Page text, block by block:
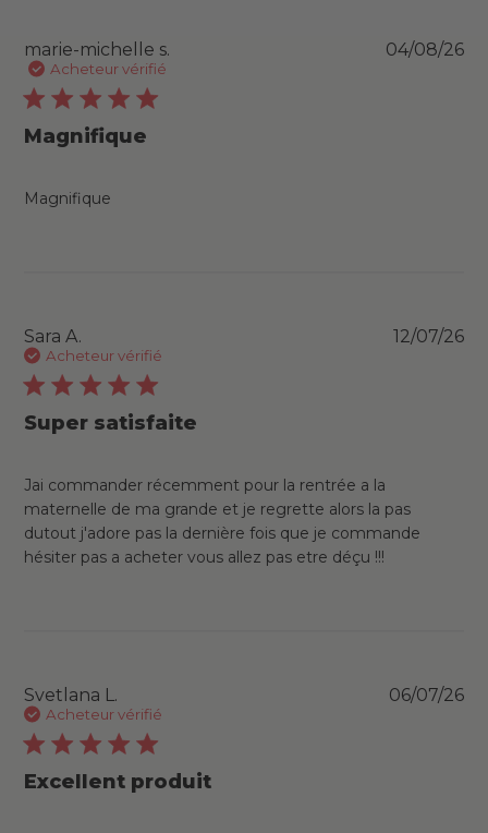
marie-michelle s.
Acheteur vérifié
Magnifique
Magnifique
04/08/26
Sara A.
Acheteur vérifié
Super satisfaite
Jai commander récemment pour la rentrée a la
maternelle de ma grande et je regrette alors la pas
dutout j'adore pas la dernière fois que je commande
hésiter pas a acheter vous allez pas etre déçu !!!
12/07/26
Svetlana L.
Acheteur vérifié
Excellent produit
06/07/26